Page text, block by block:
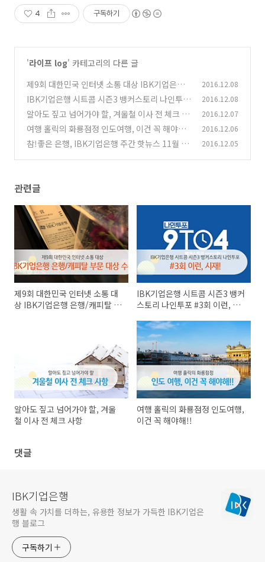
4 구독하기
'라이프 log' 카테고리의 다른 글
제9회 대한민국 인터넷 소통 대상 IBK기업은행
은행/캐피탈 부문 대상 수상
(0)
2016.12.08
IBK기업은행 시트콤 시즌3 뱅커스토리 나인투포
#3회 이런, 시재! (0)
2016.12.08
알아도 짚고 넘어가야 할, 겨울철 이사 전 체크 사
항
(0)
2016.12.07
여행 홀릭의 화룡점정 인도여행, 이건 꼭 해야
해!! (0)
2016.12.06
참!좋은 은행, IBK기업은행 주간 핫뉴스 11월 5
2016.12.05
관련글
제9회 대한민국 인터넷 소통 대
상 IBK기업은행 은행/캐피탈 부
IBK기업은행 시트콤 시즌3 뱅커
스토리 나인투포 #3회 이런, 시
알아도 짚고 넘어가야 할, 겨울
철 이사 전 체크 사항
여행 홀릭의 화룡점정 인도여행,
이건 꼭 해야해!!
댓글
IBK기업은행
생활 속 가치를 더하는, 유용한 정보가 가득한 IBK기업은
행 블로그
구독하기